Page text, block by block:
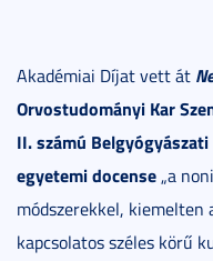
Akadémiai Díjat vett át
Orvostudományi Kar
II. számú
egyetemi docense „a
módszerekkel, kiemelten
kapcsolatos széles körű